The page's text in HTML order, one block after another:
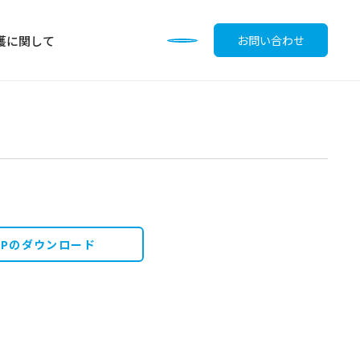
お問い合わせ
に関して
のダウンロード